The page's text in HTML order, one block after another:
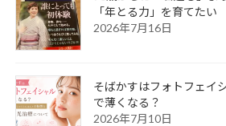
「年とる力」を育てたい
2026年7月16日
そばかすはフォトフェイ
で薄くなる？
2026年7月10日